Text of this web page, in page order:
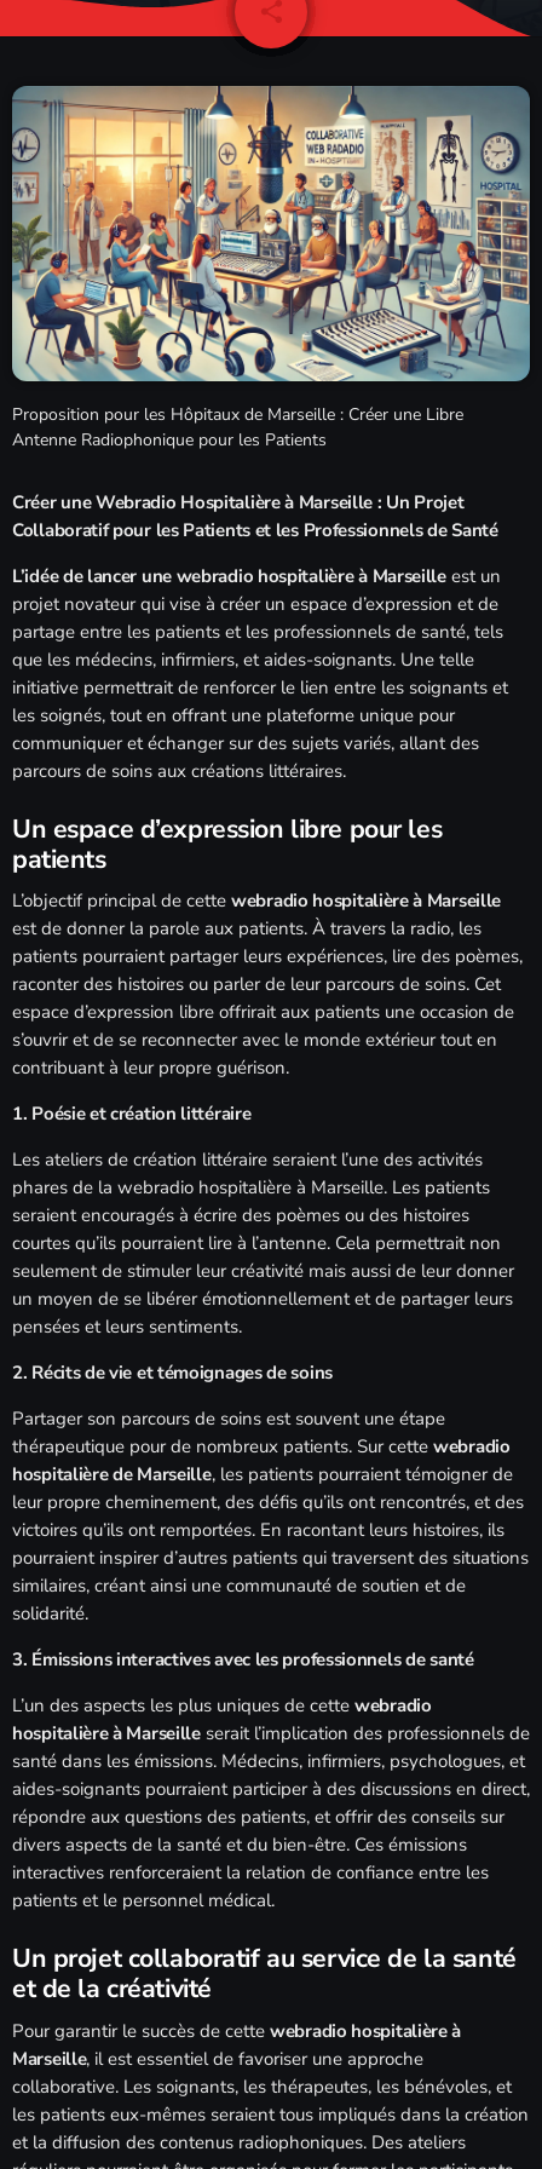
Agenda
Journal keyboard_arrow_down
Studio
Calendrier
Videos
Contacts
Pôle Média
Annonceur
Contact
Agenda
Annonces/Dédicaces
Ecoutez vos annonces et dédicaces en direct
Annonces/Dédicaces
12:00 am - 11:50 pm
Annonces/Dédicaces
Ecoutez vos annonces et dédicaces en direct
share
email
Proposition pour les Hôpitaux de Marseille : Créer une Libre
Antenne Radiophonique pour les Patients
Créer une Webradio Hospitalière à Marseille : Un Projet
Collaboratif pour les Patients et les Professionnels de Santé
L’idée de lancer une webradio hospitalière à Marseilleest un
projet novateur qui vise à créer un espace d’expression et de
partage entre les patients et les professionnels de santé, tels
que les médecins, infirmiers, et aides-soignants. Une telle
initiative permettrait de renforcer le lien entre les soignants et
les soignés, tout en offrant une plateforme unique pour
communiquer et échanger sur des sujets variés, allant des
parcours de soins aux créations littéraires.
Un espace d’expression libre pour les
patients
L’objectif principal de cette webradio hospitalière à Marseille
est de donner la parole aux patients. À travers la radio, les
patients pourraient partager leurs expériences, lire des poèmes,
raconter des histoires ou parler de leur parcours de soins. Cet
espace d’expression libre offrirait aux patients une occasion de
s’ouvrir et de se reconnecter avec le monde extérieur tout en
contribuant à leur propre guérison.
1. Poésie et création littéraire
Les ateliers de création littéraire seraient l’une des activités
phares de la webradio hospitalière à Marseille. Les patients
seraient encouragés à écrire des poèmes ou des histoires
courtes qu’ils pourraient lire à l’antenne. Cela permettrait non
seulement de stimuler leur créativité mais aussi de leur donner
un moyen de se libérer émotionnellement et de partager leurs
pensées et leurs sentiments.
2. Récits de vie et témoignages de soins
Partager son parcours de soins est souvent une étape
thérapeutique pour de nombreux patients. Sur cette webradio
hospitalière de Marseille, les patients pourraient témoigner de
leur propre cheminement, des défis qu’ils ont rencontrés, et des
victoires qu’ils ont remportées. En racontant leurs histoires, ils
pourraient inspirer d’autres patients qui traversent des situations
similaires, créant ainsi une communauté de soutien et de
solidarité.
3. Émissions interactives avec les professionnels de santé
L’un des aspects les plus uniques de cette webradio
hospitalière à Marseilleserait l’implication des professionnels de
santé dans les émissions. Médecins, infirmiers, psychologues, et
aides-soignants pourraient participer à des discussions en direct,
répondre aux questions des patients, et offrir des conseils sur
divers aspects de la santé et du bien-être. Ces émissions
interactives renforceraient la relation de confiance entre les
patients et le personnel médical.
Un projet collaboratif au service de la santé
et de la créativité
Pour garantir le succès de cette webradio hospitalière à
Marseille, il est essentiel de favoriser une approche
collaborative. Les soignants, les thérapeutes, les bénévoles, et
les patients eux-mêmes seraient tous impliqués dans la création
et la diffusion des contenus radiophoniques. Des ateliers